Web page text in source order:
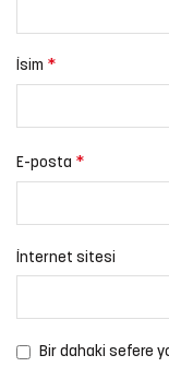
İsim *
E-posta *
İnternet sitesi
Bir dahaki sefere